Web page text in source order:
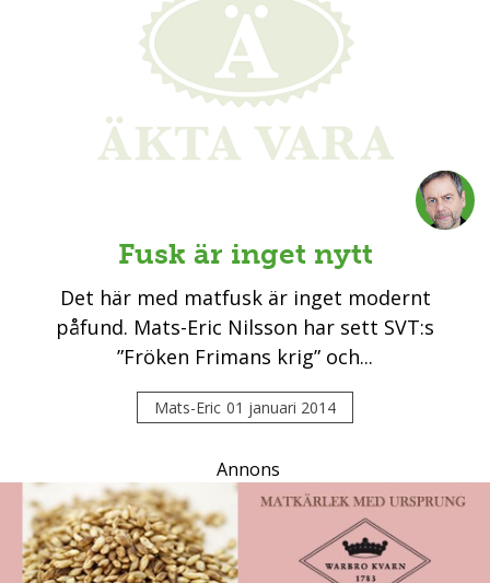
Fusk är inget nytt
Det här med matfusk är inget modernt
påfund. Mats-Eric Nilsson har sett SVT:s
”Fröken Frimans krig” och...
Mats-Eric 01 januari 2014
Annons